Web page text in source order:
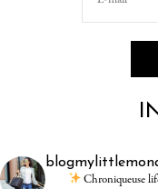
Chroniqueuse